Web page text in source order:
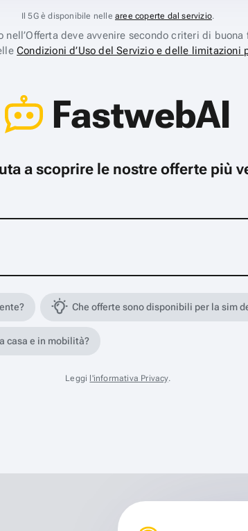
Il 5G è disponibile nelle aree coperte dal servizio.
nell’Offerta deve avvenire secondo criteri di
Condizioni d’Uso del Servizio e delle limitazioni
FastwebAI
a scoprire le nostre offerte più
Che offerte sono disponibili per la sim
casa e in mobilità?
Leggi l'informativa Privacy.